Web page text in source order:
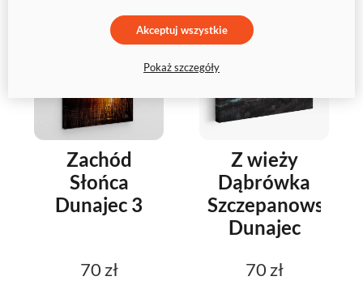
Zachód
Słońca
Dunajec 3
70 zł
Z wieży
Dąbrówka
Szczepanowska
Dunajec
70 zł
Akceptuj wszystkie
Pokaż szczegóły